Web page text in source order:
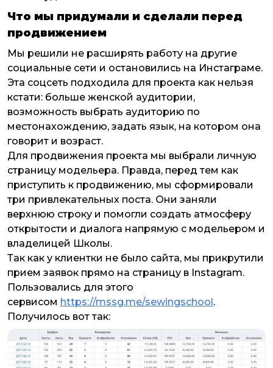
Что мы придумали и сделали перед
продвижением
Мы решили не расширять работу на другие
социальные сети и остановились на Инстаграме.
Эта соцсеть подходила для проекта как нельзя
кстати: больше женской аудитории,
возможность выбрать аудиторию по
местонахождению, задать язык, на котором она
говорит и возраст.
Для продвижения проекта мы выбрали личную
страницу модельера. Правда, перед тем как
приступить к продвижению, мы сформировали
три привлекательных поста. Они заняли
верхнюю строку и помогли создать атмосферу
открытости и диалога напрямую с модельером и
владелицей Школы.
Так как у клиентки не было сайта, мы прикрутили
прием заявок прямо на страницу в Instagram.
Пользовались для этого
сервисом https://mssg.me/sewingschool.
Получилось вот так: